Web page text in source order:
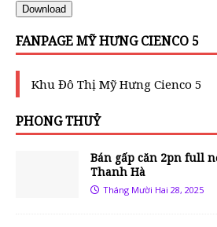
Download
FANPAGE MỸ HƯNG CIENCO 5
Khu Đô Thị Mỹ Hưng Cienco 5
PHONG THUỶ
Bán gấp căn 2pn full
Thanh Hà
Tháng Mười Hai 28, 2025